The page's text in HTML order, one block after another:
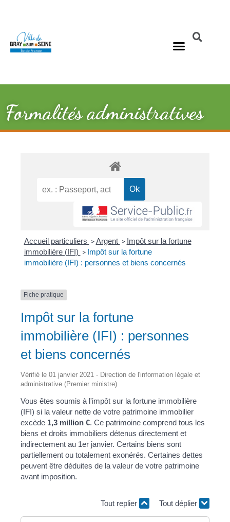
Formalités administratives
Accueil particuliers > Argent > Impôt sur la fortune
immobilière (IFI) > Impôt sur la fortune
immobilière (IFI) : personnes et biens concernés
Fiche pratique
Impôt sur la fortune
immobilière (IFI) : personnes
et biens concernés
Vérifié le 01 janvier 2021 - Direction de l'information légale et
administrative (Premier ministre)
Vous êtes soumis à l'impôt sur la fortune immobilière
(IFI) si la valeur nette de votre patrimoine immobilier
excède 1,3 million €. Ce patrimoine comprend tous les
biens et droits immobiliers détenus directement et
indirectement au 1er janvier. Certains biens sont
partiellement ou totalement exonérés. Certaines dettes
peuvent être déduites de la valeur de votre patrimoine
avant imposition.
Tout replier Tout déplier